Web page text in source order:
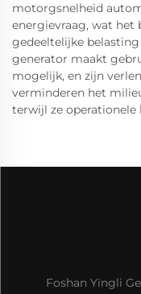
motorgsnelheid
energievraag, wat
gedeeltelijke
generator maakt
mogelijk, en zijn
verminderen het
terwijl ze operationele
Foshan Yingli